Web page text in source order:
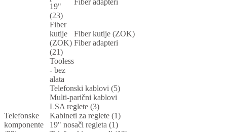
19"
(23)
Fiber adapteri
Fiber
kutije
(ZOK)
(21)
Fiber kutije (ZOK)
Fiber adapteri
Tooless
- bez
alata
Telefonske
komponente
Telefonski kablovi (5)
Multi-parični kablovi
LSA reglete (3)
Kabineti za reglete (1)
19" nosači regleta (1)